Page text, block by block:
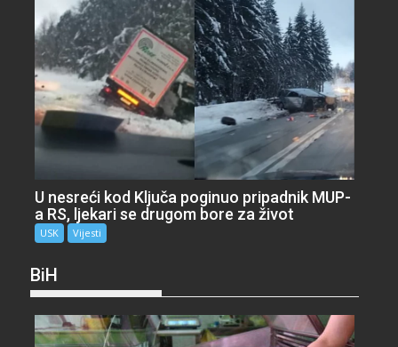
U nesreći kod Ključa poginuo pripadnik MUP-
a RS, ljekari se drugom bore za život
USK Vijesti
BiH